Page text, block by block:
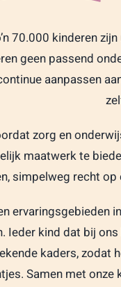
70.000 kinderen
geen passend
aanpassen
zorg en
maatwerk te
simpelweg recht
ervaringsgebieden
Ieder kind dat bij
kaders, zodat
Samen met